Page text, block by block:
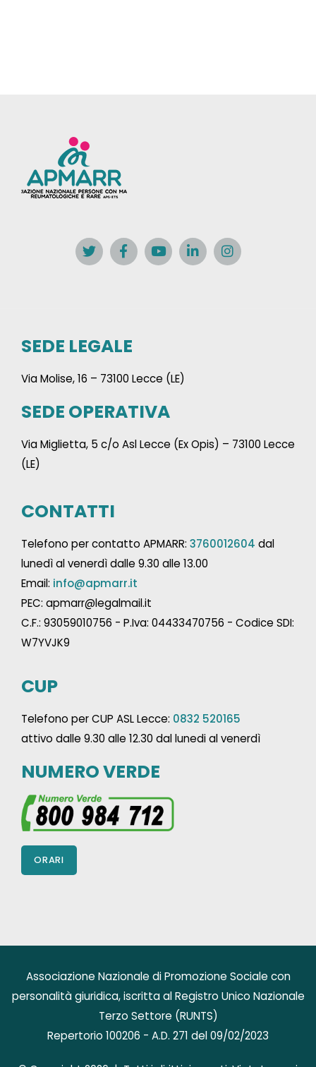
SEDE LEGALE
Via Molise, 16 – 73100 Lecce (LE)
SEDE OPERATIVA
Via Miglietta, 5 c/o Asl Lecce (Ex Opis) – 73100 Lecce
(LE)
CONTATTI
Telefono per contatto APMARR: 3760012604 dal
lunedì al venerdì dalle 9.30 alle 13.00
Email: info@apmarr.it
PEC: apmarr@legalmail.it
C.F.: 93059010756 - P.Iva: 04433470756 - Codice SDI:
W7YVJK9
CUP
Telefono per CUP ASL Lecce: 0832 520165
attivo dalle 9.30 alle 12.30 dal lunedi al venerdì
NUMERO VERDE
ORARI
Associazione Nazionale di Promozione Sociale con
personalità giuridica, iscritta al Registro Unico Nazionale
Terzo Settore (RUNTS)
Repertorio 100206 - A.D. 271 del 09/02/2023